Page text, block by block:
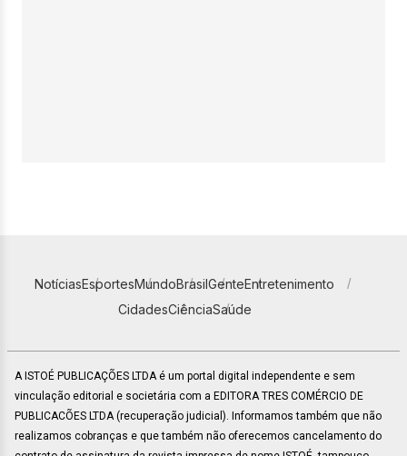
NotíciasEsportesMundoBrasilGenteEntretenimento
CidadesCiênciaSaúde
A ISTOÉ PUBLICAÇÕES LTDA é um portal digital independente e sem
vinculação editorial e societária com a EDITORA TRES COMÉRCIO DE
PUBLICACÕES LTDA (recuperação judicial). Informamos também que não
realizamos cobranças e que também não oferecemos cancelamento do